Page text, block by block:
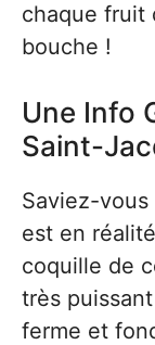
chaque fruit
bouche !
Une Info
Saint-
Saviez-
est en
coquille de
très
ferme et